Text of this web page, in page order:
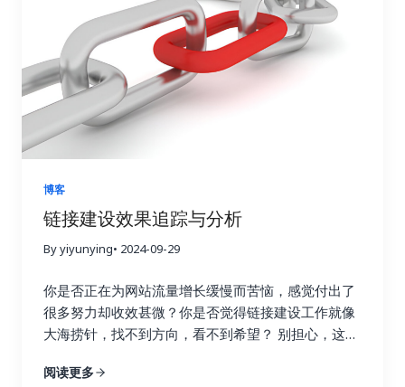
博客
链接建设效果追踪与分析
By yiyunying• 2024-09-29
你是否正在为网站流量增长缓慢而苦恼，感觉付出了
很多努力却收效甚微？你是否觉得链接建设工作就像
大海捞针，找不到方向，看不到希望？ 别担心，这篇
七天内让你的链接建设效果翻倍，实现网站流量的显
阅读更多